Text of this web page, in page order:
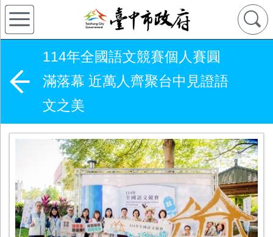
114年全國語文競賽個人賽圓
滿落幕 近萬人齊聚台中見證語
文之美